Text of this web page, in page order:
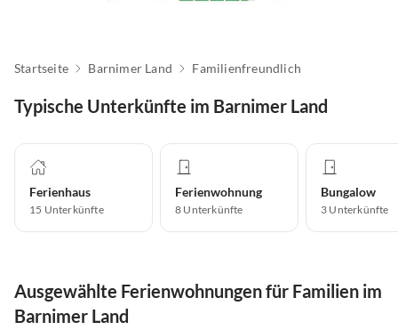
Startseite Barnimer Land Familienfreundlich
Typische Unterkünfte im Barnimer Land
Ferienhaus
15 Unterkünfte
Ferienwohnung
8 Unterkünfte
Bungalow
3 Unterkünfte
Ausgewählte Ferienwohnungen für Familien im
Barnimer Land